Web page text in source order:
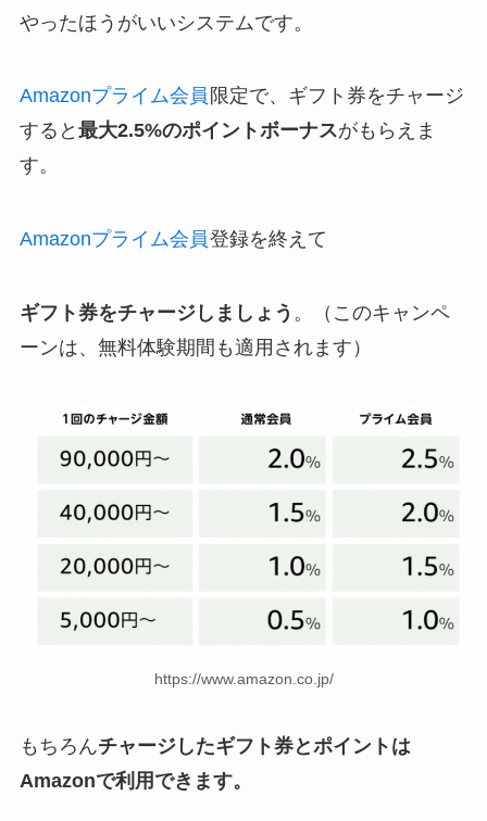
やったほうがいいシステムです。
Amazonプライム会員 限定で、ギフト券をチャージ
すると 最大2.5%のポイントボーナスがもらえま
す。
Amazonプライム会員登録を終えて
ギフト券をチャージしましょう 。（このキャンペ
ーンは、無料体験期間も適用されます）
https://www.amazon.co.jp/
もちろんチャージしたギフト券とポイントは
Amazonで利用できます。